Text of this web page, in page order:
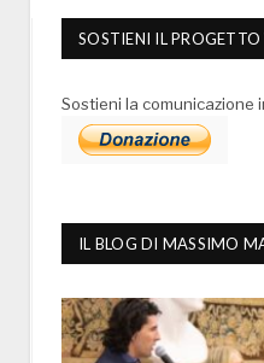
SOSTIENI IL
Sostieni la comunicazione
IL BLOG DI MASSIMO